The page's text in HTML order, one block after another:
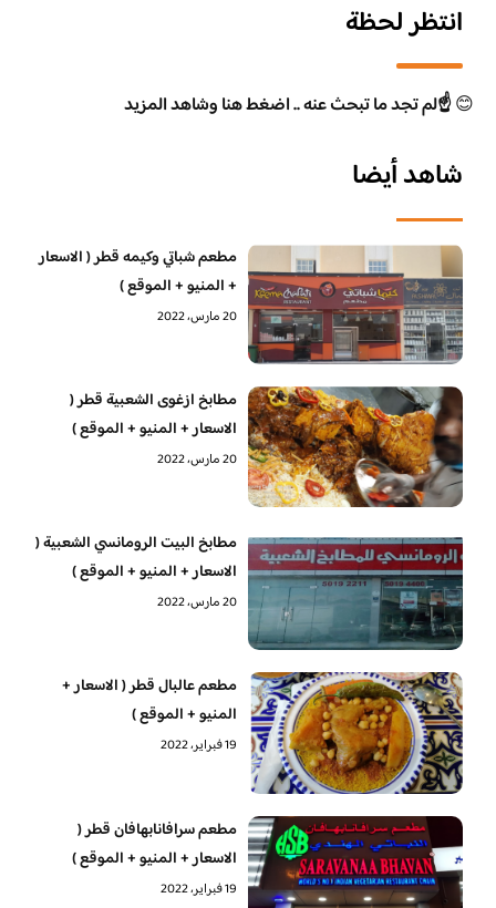
انتظر لحظة
😊☝️لم تجد ما تبحث عنه .. اضغط هنا وشاهد المزيد
شاهد أيضا
مطعم شباتي وكيمه قطر ( الاسعار
+ المنيو + الموقع )
20 مارس، 2022
مطابخ ازغوى الشعبية قطر (
الاسعار + المنيو + الموقع )
20 مارس، 2022
مطابخ البيت الرومانسي الشعبية (
الاسعار + المنيو + الموقع )
20 مارس، 2022
مطعم عالبال قطر ( الاسعار +
المنيو + الموقع )
19 فبراير، 2022
مطعم سرافانابهافان قطر (
الاسعار + المنيو + الموقع )
19 فبراير، 2022